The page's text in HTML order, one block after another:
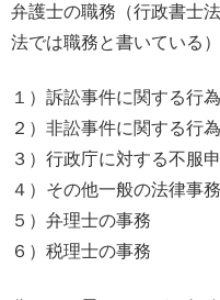
弁護士の職務（行政書士
法では職務と書いている）
１）訴訟事件に関する行為
２）非訟事件に関する行為
３）行政庁に対する不服
４）その他一般の法律事務
５）弁理士の事務
６）税理士の事務